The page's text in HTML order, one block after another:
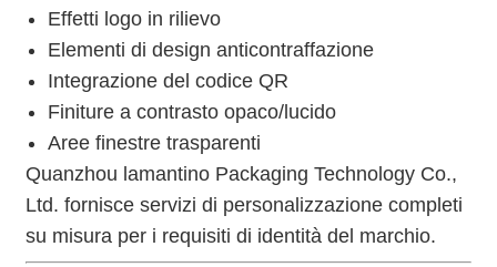
Effetti logo in rilievo
Elementi di design anticontraffazione
Integrazione del codice QR
Finiture a contrasto opaco/lucido
Aree finestre trasparenti
Quanzhou lamantino Packaging Technology Co.,
Ltd. fornisce servizi di personalizzazione completi
su misura per i requisiti di identità del marchio.